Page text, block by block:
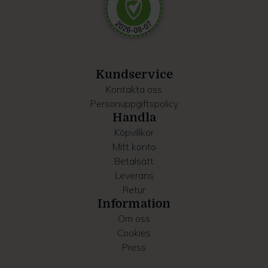
Dessa kan i sin tur kombinera informationen med annan
information som du har tillhandahållit eller som de har
samlat in när du har använt deras tjänster.
Kundservice
Kontakta oss
Personuppgiftspolicy
Handla
Köpvillkor
Mitt konto
Betalsätt
Leverans
Retur
Information
Om oss
Cookies
Press